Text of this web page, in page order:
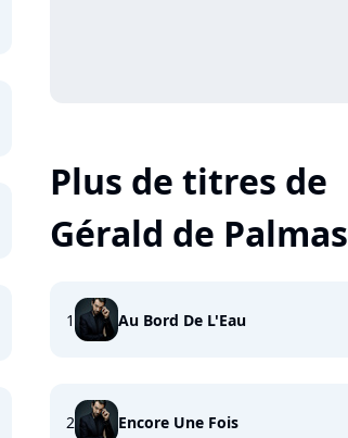
Plus de titres de
Gérald de Palmas
1 Au Bord De L'Eau
2 Encore Une Fois